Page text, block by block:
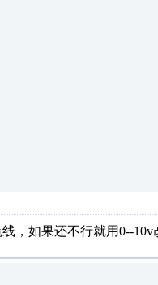
，如果还不行就用0--10v